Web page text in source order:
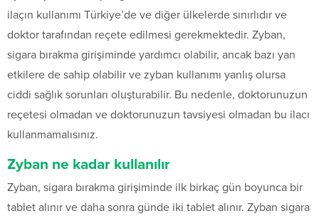
ilaçın kullanımı Türkiye’de ve diğer ülkelerde sınırlıdır ve
doktor tarafından reçete edilmesi gerekmektedir. Zyban,
sigara bırakma girişiminde yardımcı olabilir, ancak bazı yan
etkilere de sahip olabilir ve zyban kullanımı yanlış olursa
ciddi sağlık sorunları oluşturabilir. Bu nedenle, doktorunuzun
reçetesi olmadan ve doktorunuzun tavsiyesi olmadan bu ilacı
kullanmamalısınız.
Zyban ne kadar kullanılır
Zyban, sigara bırakma girişiminde ilk birkaç gün boyunca bir
tablet alınır ve daha sonra günde iki tablet alınır. Zyban sigara